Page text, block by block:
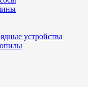
устройства